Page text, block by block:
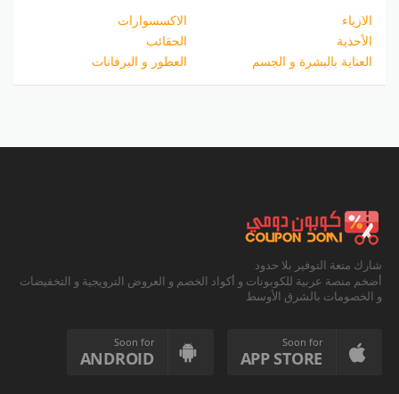
الازياء
الاكسسوارات
الأحذية
الحقائب
العناية بالبشرة و الجسم
العطور و البرفانات
شارك متعة التوفير بلا حدود
أضخم منصة عربية للكوبونات و أكواد الخصم و العروض الترويجية و التخفيضات
و الخصومات بالشرق الأوسط
Soon for
APP STORE
Soon for
ANDROID